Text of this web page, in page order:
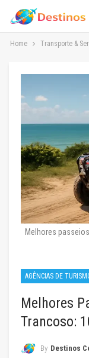
Home Transporte &
Melhores
AGÊNCIAS DE
Melhores
Trancoso:
By Destinos